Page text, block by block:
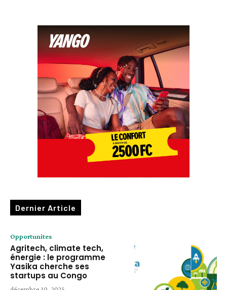
Dernier Article
Opportunites
Agritech, climate tech,
énergie : le programme
Yasika cherche ses
startups au Congo